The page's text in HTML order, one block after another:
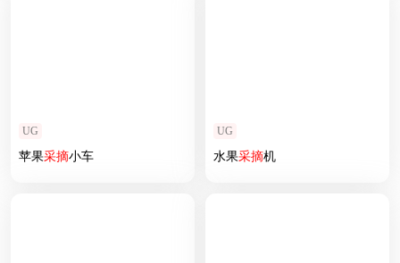
UG
苹果采摘小车
UG
水果采摘机